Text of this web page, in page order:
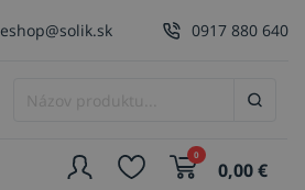
eshop@solik.sk 0917 880 640
0
0,00€